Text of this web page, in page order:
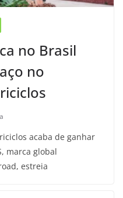
no Brasil
no
acaba de ganhar
marca global
estreia